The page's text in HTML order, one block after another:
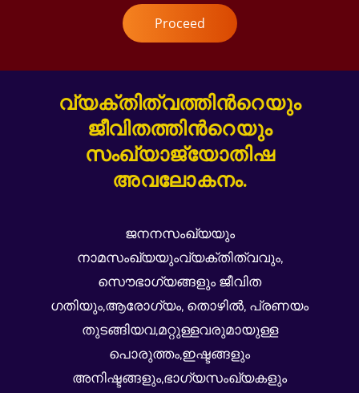
Proceed
വ്യക്തിത്വത്തിന്‍റെയും
ജീവിതത്തിന്‍റെയും
സംഖ്യാജ്യോതിഷ
അവലോകനം.
ജനനസംഖ്യയും
നാമസംഖ്യയുംവ്യക്തിത്വവും,
സൌഭാഗ്യങ്ങളും ജീവിത
ഗതിയും,ആരോഗ്യം, തൊഴില്‍, പ്രണയം
തുടങ്ങിയവ,മറ്റുള്ളവരുമായുള്ള
പൊരുത്തം,ഇഷ്ടങ്ങളും
അനിഷ്ടങ്ങളും,ഭാഗ്യസംഖ്യകളും